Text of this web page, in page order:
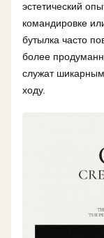
эстетический
командировке
бутылка часто
более
служат
ходу.